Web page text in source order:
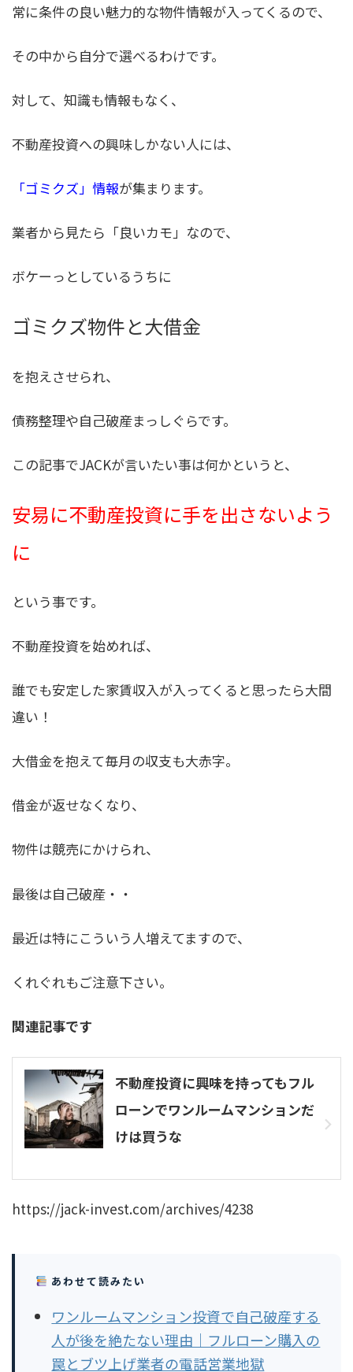
常に条件の良い魅力的な物件情報が入ってくるので、
その中から自分で選べるわけです。
対して、知識も情報もなく、
不動産投資への興味しかない人には、
「ゴミクズ」情報が集まります。
業者から見たら「良いカモ」なので、
ボケーっとしているうちに
ゴミクズ物件と大借金
を抱えさせられ、
債務整理や自己破産まっしぐらです。
この記事でJACKが言いたい事は何かというと、
安易に不動産投資に手を出さないよう
に
という事です。
不動産投資を始めれば、
誰でも安定した家賃収入が入ってくると思ったら大間
違い！
大借金を抱えて毎月の収支も大赤字。
借金が返せなくなり、
物件は競売にかけられ、
最後は自己破産・・
最近は特にこういう人増えてますので、
くれぐれもご注意下さい。
関連記事です
不動産投資に興味を持ってもフル
ローンでワンルームマンションだ
けは買うな
https://jack-invest.com/archives/4238
あわせて読みたい
ワンルームマンション投資で自己破産する
人が後を絶たない理由｜フルローン購入の
罠とブツ上げ業者の電話営業地獄